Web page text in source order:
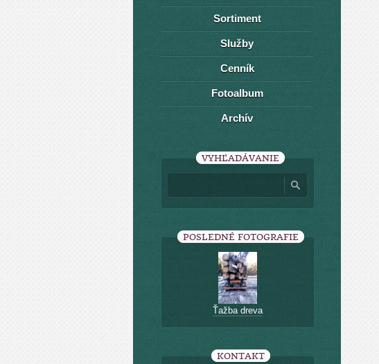
Sortiment
Služby
Cenník
Fotoalbum
Archív
VYHĽADÁVANIE
POSLEDNÉ FOTOGRAFIE
Ťažba dreva
KONTAKT